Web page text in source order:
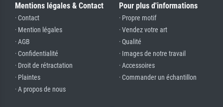
Mentions légales & Contact
· Contact
· Mention légales
· AGB
· Confidentialité
· Droit de rétractation
· Plaintes
· A propos de nous
Pour plus d'informations
· Propre motif
· Vendez votre art
· Qualité
· Images de notre travail
· Accessoires
· Commander un échantillon